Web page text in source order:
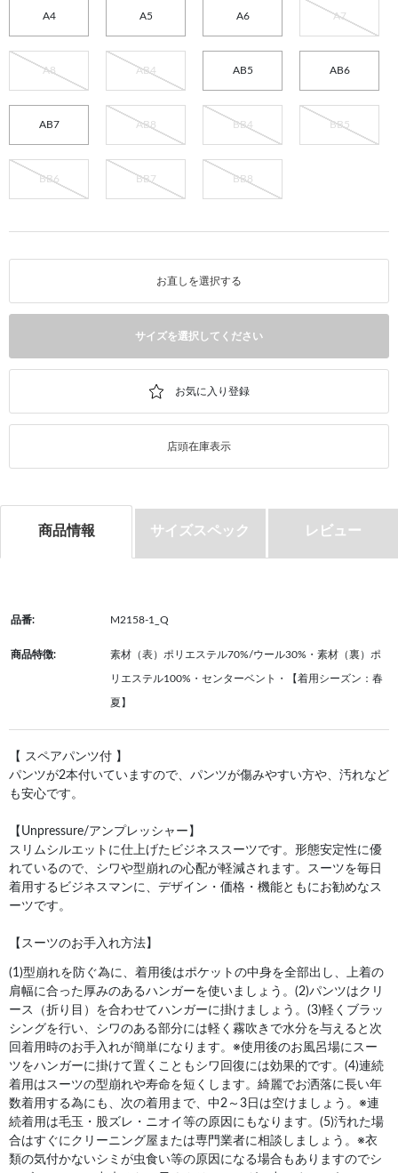
A4 A5 A6 A7
A8 AB4 AB5 AB6
AB7 AB8 BB4 BB5
BB6 BB7 BB8
お直しを選択する
サイズを選択してください
店頭在庫表示
商品情報 サイズスペック レビュー
品番: M2158-1_Q
商品特徴: 素材（表）ポリエステル70%/ウール30%・素材（裏）ポ
リエステル100%・センターベント・【着用シーズン：春
夏】
【 スペアパンツ付 】
パンツが2本付いていますので、パンツが傷みやすい方や、汚れなど
も安心です。
【Unpressure/アンプレッシャー】
スリムシルエットに仕上げたビジネススーツです。形態安定性に優
れているので、シワや型崩れの心配が軽減されます。スーツを毎日
着用するビジネスマンに、デザイン・価格・機能ともにお勧めなス
ーツです。
【スーツのお手入れ方法】
(1)型崩れを防ぐ為に、着用後はポケットの中身を全部出し、上着の
肩幅に合った厚みのあるハンガーを使いましょう。(2)パンツはクリ
ース（折り目）を合わせてハンガーに掛けましょう。(3)軽くブラッ
シングを行い、シワのある部分には軽く霧吹きで水分を与えると次
回着用時のお手入れが簡単になります。※使用後のお風呂場にスー
ツをハンガーに掛けて置くこともシワ回復には効果的です。(4)連続
着用はスーツの型崩れや寿命を短くします。綺麗でお洒落に長い年
数着用する為にも、次の着用まで、中2～3日は空けましょう。※連
続着用は毛玉・股ズレ・ニオイ等の原因にもなります。(5)汚れた場
合はすぐにクリーニング屋または専門業者に相談しましょう。※衣
類の気付かないシミが虫食い等の原因になる場合もありますのでシ